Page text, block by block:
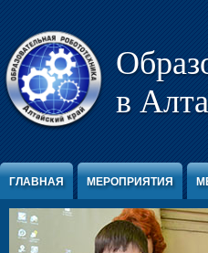
в
ГЛАВНАЯ МЕРОПРИЯТИЯ